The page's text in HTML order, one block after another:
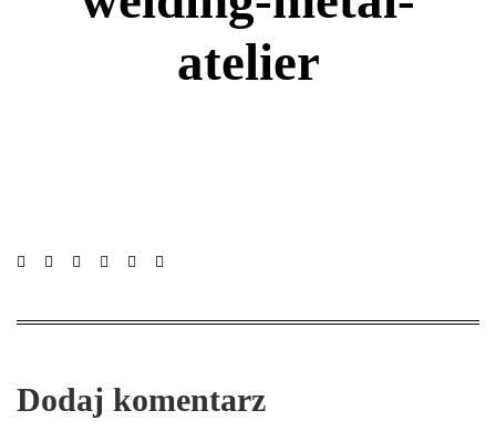
atelier
Dodaj komentarz